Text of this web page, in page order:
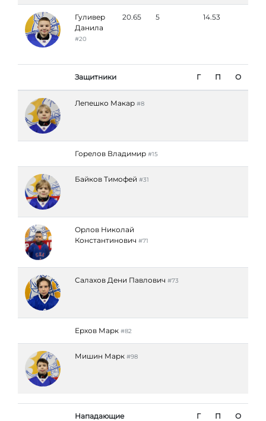
Гуливер
Данила
#20
20.65 5 14.53
Защитники Г П О
Лепешко Макар #8
Горелов Владимир #15
Байков Тимофей #31
Орлов Николай
Константинович #71
Салахов Дени Павлович #73
Ерхов Марк #82
Мишин Марк #98
Нападающие Г П О